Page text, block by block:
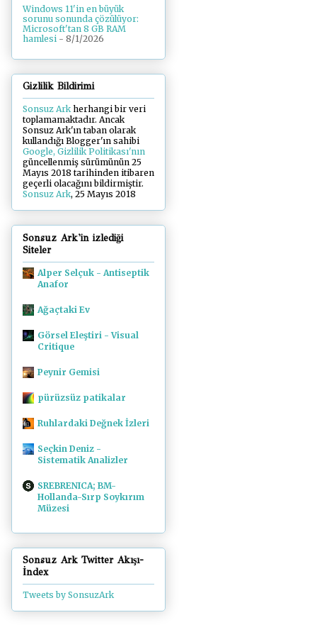
Windows 11'in en büyük
sorunu sonunda çözülüyor:
Microsoft'tan 8 GB RAM
hamlesi - 8/1/2026
Gizlilik Bildirimi
Sonsuz Arkherhangi bir veri
toplamamaktadır. Ancak
Sonsuz Ark'ın taban olarak
kullandığı Blogger'ın sahibi
Google, Gizlilik Politikası'nın
güncellenmiş sürümünün 25
Mayıs 2018 tarihinden itibaren
geçerli olacağını bildirmiştir.
Sonsuz Ark, 25 Mayıs 2018
Sonsuz Ark'in izlediği
Siteler
Alper Selçuk - Antiseptik
Anafor
Ağaçtaki Ev
Görsel Eleştiri - Visual
Critique
Peynir Gemisi
pürüzsüz patikalar
Ruhlardaki Değnek İzleri
Seçkin Deniz -
Sistematik Analizler
SREBRENICA; BM-
Hollanda-Sırp Soykırım
Müzesi
Sonsuz Ark Twitter Akışı-
İndex
Tweets by SonsuzArk